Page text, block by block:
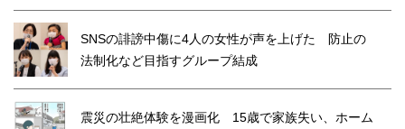
SNSの誹謗中傷に4人の女性が声を上げた 防止の
法制化など目指すグループ結成
震災の壮絶体験を漫画化 15歳で家族失い、ホーム